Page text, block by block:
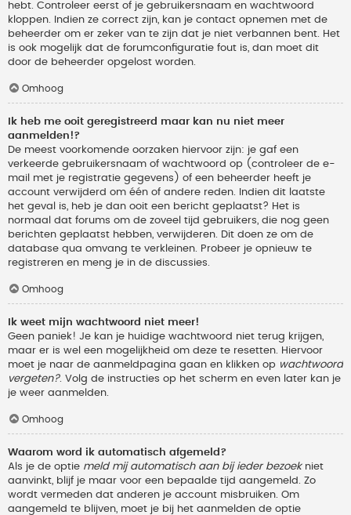
hebt. Controleer eerst of je gebruikersnaam en wachtwoord
kloppen. Indien ze correct zijn, kan je contact opnemen met de
beheerder om er zeker van te zijn dat je niet verbannen bent. Het
is ook mogelijk dat de forumconfiguratie fout is, dan moet dit
door de beheerder opgelost worden.
Omhoog
Ik heb me ooit geregistreerd maar kan nu niet meer
aanmelden!?
De meest voorkomende oorzaken hiervoor zijn: je gaf een
verkeerde gebruikersnaam of wachtwoord op (controleer de e-
mail met je registratie gegevens) of een beheerder heeft je
account verwijderd om één of andere reden. Indien dit laatste
het geval is, heb je dan ooit een bericht geplaatst? Het is
normaal dat forums om de zoveel tijd gebruikers, die nog geen
berichten geplaatst hebben, verwijderen. Dit doen ze om de
database qua omvang te verkleinen. Probeer je opnieuw te
registreren en meng je in de discussies.
Omhoog
Ik weet mijn wachtwoord niet meer!
Geen paniek! Je kan je huidige wachtwoord niet terug krijgen,
maar er is wel een mogelijkheid om deze te resetten. Hiervoor
moet je naar de aanmeldpagina gaan en klikken op wachtwoord
vergeten?. Volg de instructies op het scherm en even later kan je
je weer aanmelden.
Omhoog
Waarom word ik automatisch afgemeld?
Als je de optie meld mij automatisch aan bij ieder bezoekniet
aanvinkt, blijf je maar voor een bepaalde tijd aangemeld. Zo
wordt vermeden dat anderen je account misbruiken. Om
aangemeld te blijven, moet je bij het aanmelden de optie